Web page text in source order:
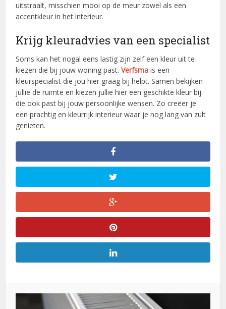
uitstraalt, misschien mooi op de meur zowel als een
accentkleur in het interieur.
Krijg kleuradvies van een specialist
Soms kan het nogal eens lastig zijn zelf een kleur uit te
kiezen die bij jouw woning past.Verfsma is een
kleurspecialist die jou hier graag bij helpt. Samen bekijken
jullie de ruimte en kiezen jullie hier een geschikte kleur bij
die ook past bij jouw persoonlijke wensen. Zo creëer je
een prachtig en kleurrijk interieur waar je nog lang van zult
genieten.